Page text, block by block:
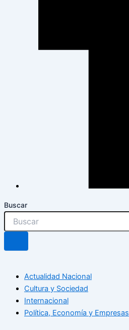
Buscar
Actualidad Nacional
Cultura y Sociedad
Internacional
Política, Economía y Empresas